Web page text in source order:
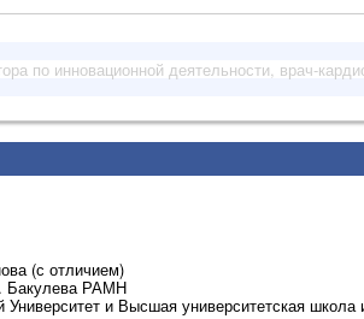
по инновационной деятельности, врач-
(с отличием)
Бакулева РАМН
Университет и Высшая университетская